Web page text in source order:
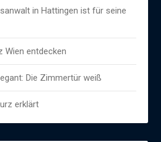
in Hattingen ist für seine
Wien entdecken
Die Zimmertür weiß
erklärt